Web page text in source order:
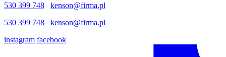
530 399 748
kenson@firma.pl
530 399 748
kenson@firma.pl
instagram facebook